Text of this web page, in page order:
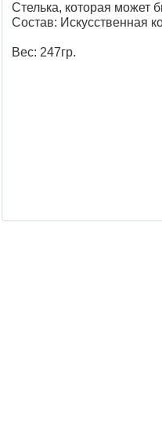
Стелька, которая может
Состав: Искусственная
Вес: 247гр.